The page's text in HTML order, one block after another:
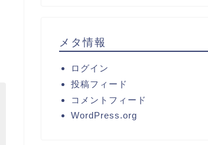
メタ情報
ログイン
投稿フィード
コメントフィード
WordPress.org